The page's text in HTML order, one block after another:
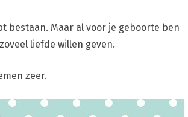
bestaan. Maar al voor je geboorte ben
liefde willen geven.
zeer.